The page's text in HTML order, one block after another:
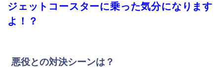
ジェットコースターに乗った気分になります
よ！？
悪役との対決シーンは？